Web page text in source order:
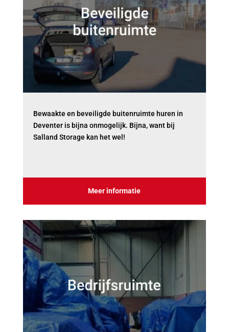
Bewaakte en beveiligde buitenruimte huren in
Deventer is bijna onmogelijk. Bijna, want bij
Salland Storage kan het wel!
Meer informatie